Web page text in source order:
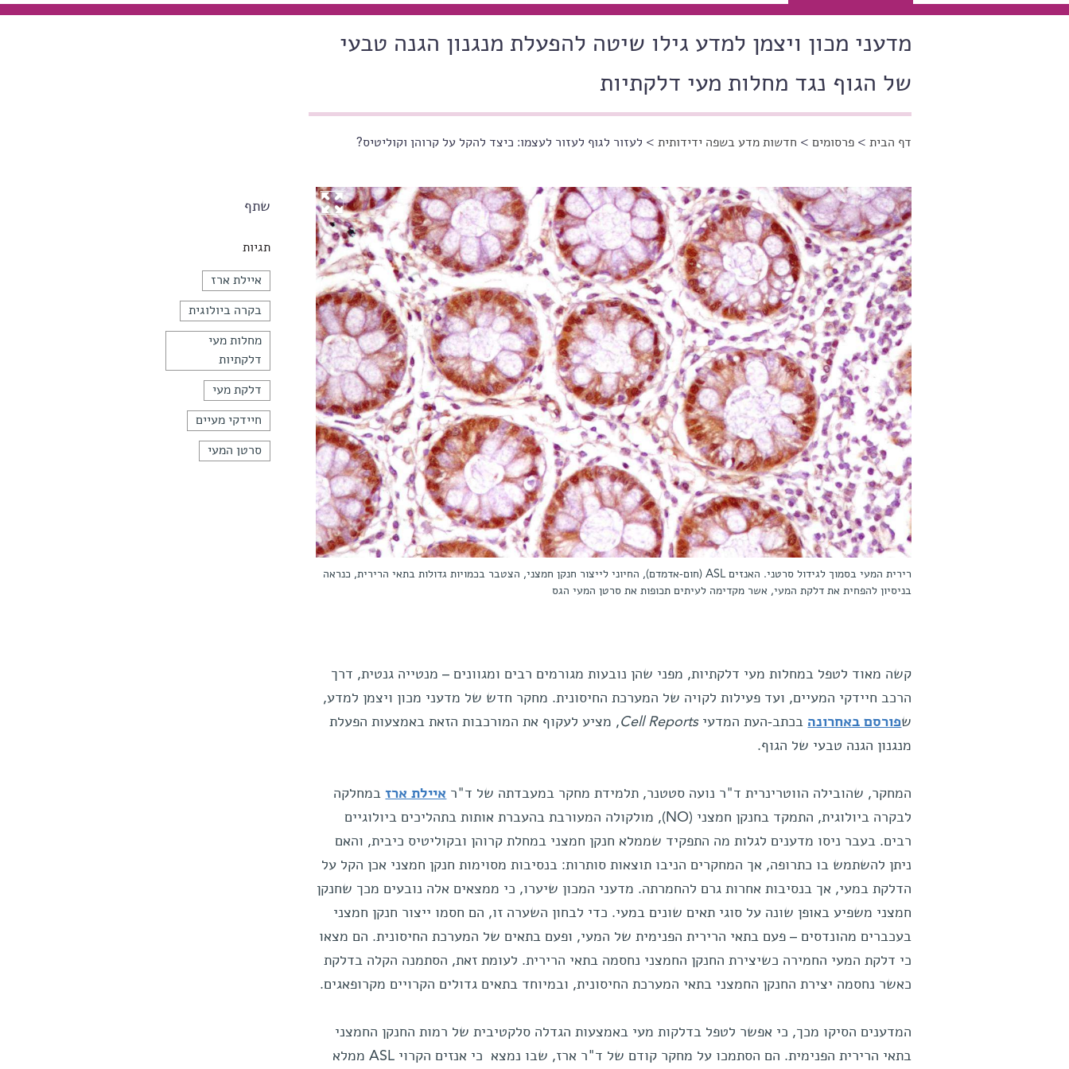
מדעני מכון ויצמן למדע גילו שיטה להפעלת מנגנון הגנה טבעי
של הגוף נגד מחלות מעי דלקתיות
הינך נמצא כאן
דף הבית >פרסומים > חדשות מדע בשפה ידידותית > לעזור לגוף לעזור לעצמו: כיצד להקל על קרוהן וקוליטיס?
שתף
תגיות
איילת ארז
בקרה ביולוגית
מחלות מעי
דלקתיות
דלקת מעי
חיידקי מעיים
סרטן המעי
רירית המעי בסמוך לגידול סרטני. האנזים ASL (חום-אדמדם), החיוני לייצור חנקן חמצני, הצטבר בכמויות גדולות בתאי הרירית, כנראה
בניסיון להפחית את דלקת המעי, אשר מקדימה לעיתים תכופות את סרטן המעי הגס
קשה מאוד לטפל במחלות מעי דלקתיות, מפני שהן נובעות מגורמים רבים ומגוונים – מנטייה גנטית, דרך
הרכב חיידקי המעיים, ועד פעילות לקויה של המערכת החיסונית. מחקר חדש של מדעני מכון ויצמן למדע,
שפורסם באחרונה בכתב-העת המדעיCell Reports, מציע לעקוף את המורכבות הזאת באמצעות הפעלת
מנגנון הגנה טבעי של הגוף.
המחקר, שהובילה הווטרינרית ד"ר נועה סטטנר, תלמידת מחקר במעבדתה של ד"ר איילת ארזבמחלקה
לבקרה ביולוגית, התמקד בחנקן חמצני (NO), מולקולה המעורבת בהעברת אותות בתהליכים ביולוגיים
רבים. בעבר ניסו מדענים לגלות מה התפקיד שממלא חנקן חמצני במחלת קרוהן ובקוליטיס כיבית, והאם
ניתן להשתמש בו כתרופה, אך המחקרים הניבו תוצאות סותרות: בנסיבות מסוימות חנקן חמצני אכן הקל על
הדלקת במעי, אך בנסיבות אחרות גרם להחמרתה. מדעני המכון שיערו, כי ממצאים אלה נובעים מכך שחנקן
חמצני משפיע באופן שונה על סוגי תאים שונים במעי. כדי לבחון השערה זו, הם חסמו ייצור חנקן חמצני
בעכברים מהונדסים – פעם בתאי הרירית הפנימית של המעי, ופעם בתאים של המערכת החיסונית. הם מצאו
כי דלקת המעי החמירה כשיצירת החנקן החמצני נחסמה בתאי הרירית. לעומת זאת, הסתמנה הקלה בדלקת
כאשר נחסמה יצירת החנקן החמצני בתאי המערכת החיסונית, ובמיוחד בתאים גדולים הקרויים מקרופאגים.
המדענים הסיקו מכך, כי אפשר לטפל בדלקות מעי באמצעות הגדלה סלקטיבית של רמות החנקן החמצני
בתאי הרירית הפנימית. הם הסתמכו על מחקר קודם של ד"ר ארז, שבו נמצא כי אנזים הקרוי ASL ממלא